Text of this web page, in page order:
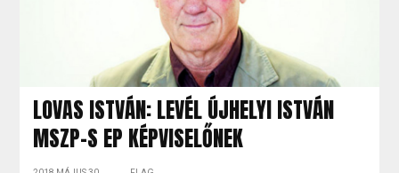
LOVAS ISTVÁN: LEVÉL ÚJHELYI ISTVÁN
MSZP-S EP KÉPVISELŐNEK